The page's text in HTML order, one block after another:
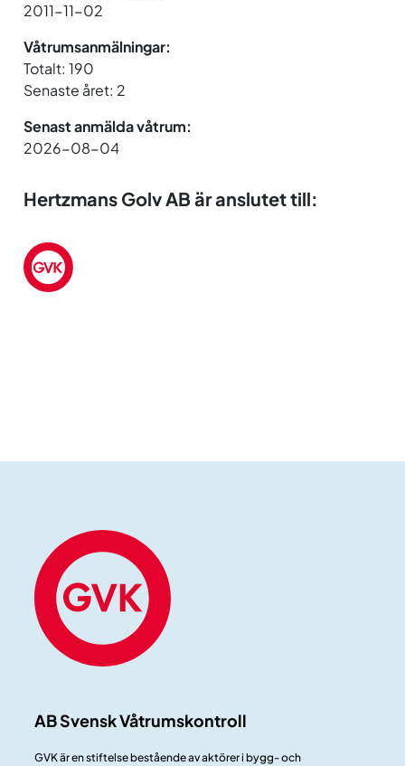
2011-11-02
Våtrumsanmälningar:
Totalt: 190
Senaste året: 2
Senast anmälda våtrum:
2026-08-04
Hertzmans Golv AB är anslutet till:
AB Svensk Våtrumskontroll
GVK är en stiftelse bestående av aktörer i bygg- och